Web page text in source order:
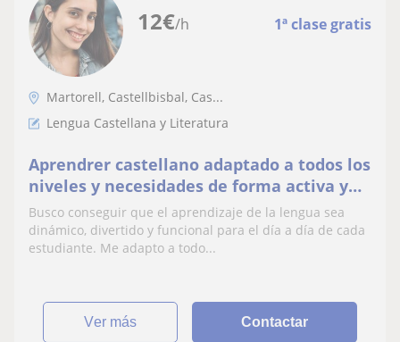
12€/h 1ª clase gratis
Martorell, Castellbisbal, Cas...
Lengua Castellana y Literatura
Aprendrer castellano adaptado a todos los
niveles y necesidades de forma activa y
dinámica
Busco conseguir que el aprendizaje de la lengua sea
dinámico, divertido y funcional para el día a día de cada
estudiante. Me adapto a todo...
ver más Contactar